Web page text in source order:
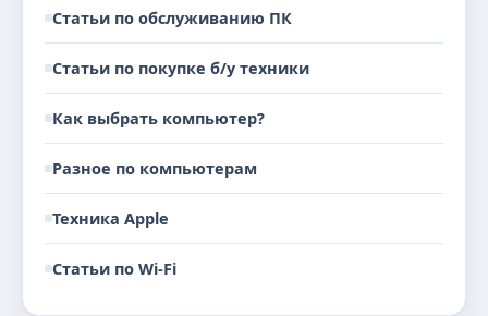
Статьи по обслуживанию ПК
Статьи по покупке б/у техники
Как выбрать компьютер?
Разное по компьютерам
Техника Apple
Статьи по Wi-Fi